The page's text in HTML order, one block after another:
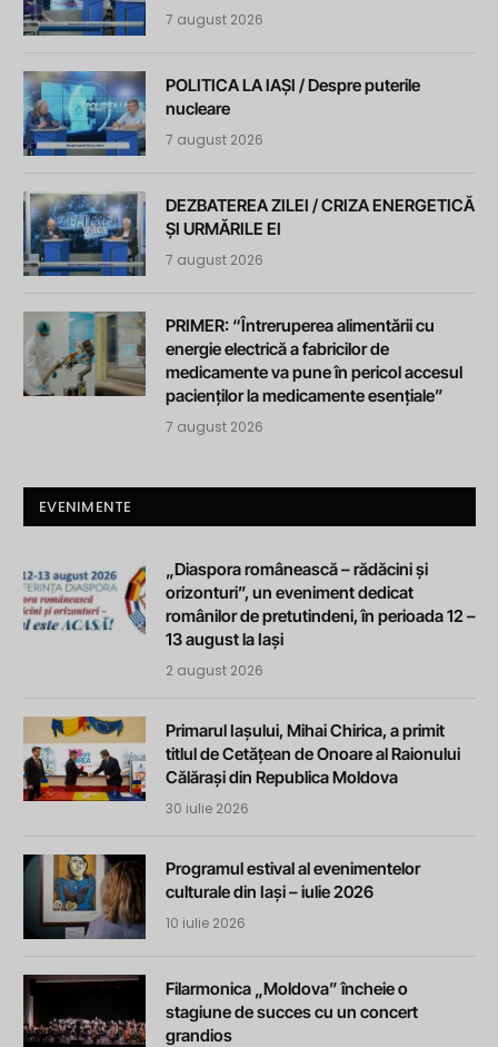
7 august 2026
POLITICA LA IAȘI / Despre puterile
nucleare
7 august 2026
DEZBATEREA ZILEI / CRIZA ENERGETICĂ
ȘI URMĂRILE EI
7 august 2026
PRIMER: “Întreruperea alimentării cu
energie electrică a fabricilor de
medicamente va pune în pericol accesul
pacienților la medicamente esențiale”
7 august 2026
EVENIMENTE
„Diaspora românească – rădăcini și
orizonturi”, un eveniment dedicat
românilor de pretutindeni, în perioada 12 –
13 august la Iași
2 august 2026
Primarul Iașului, Mihai Chirica, a primit
titlul de Cetățean de Onoare al Raionului
Călărași din Republica Moldova
30 iulie 2026
Programul estival al evenimentelor
culturale din Iași – iulie 2026
10 iulie 2026
Filarmonica „Moldova” încheie o
stagiune de succes cu un concert
grandios